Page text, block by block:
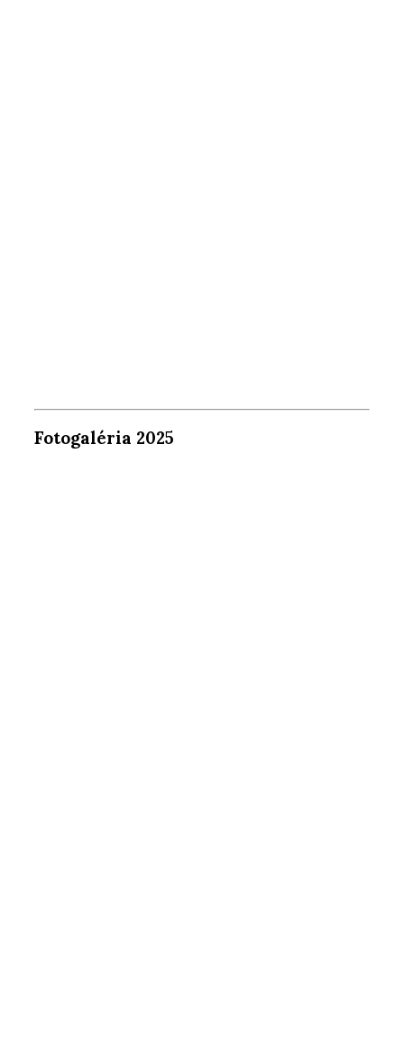
Fotogaléria 2025